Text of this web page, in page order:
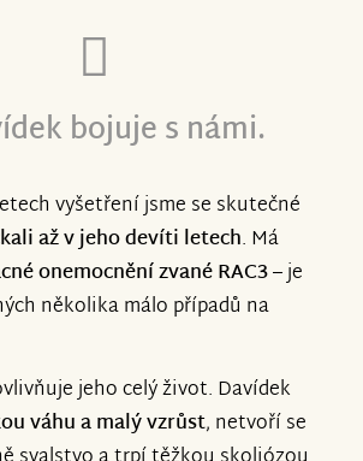
bojuje s námi.
vyšetření jsme se skutečné
až v jeho devíti letech. Má
onemocnění zvané RAC3– je
několika málo případů na
jeho celý život. Davídek
váhu a malý vzrůst, netvoří se